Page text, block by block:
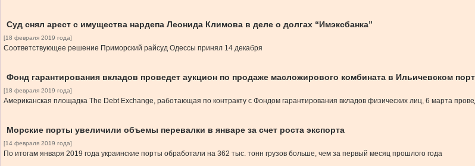
Суд снял арест с имущества нардепа Леонида Климова в деле о долгах “Имэксбанка”
[18 февраля 2019 года]
Соответствующее решение Приморский райсуд Одессы принял 14 декабря
Фонд гарантирования вкладов проведет аукцион по продаже масложирового комбината в Ильичевском
[18 февраля 2019 года]
Американская площадка The Debt Exchange, работающая по контракту с Фондом гарантирования вкладов физических лиц, 6 марта
Морские порты увеличили объемы перевалки в январе за счет роста экспорта
[14 февраля 2019 года]
По итогам января 2019 года украинские порты обработали на 362 тыс. тонн грузов больше, чем за первый месяц прошлого года